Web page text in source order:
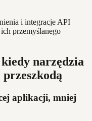
i integracje API
przemyślanego
narzędzia
aplikacji, mniej